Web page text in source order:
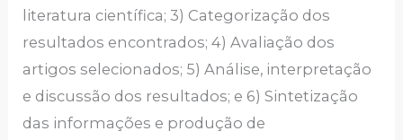
literatura científica; 3) Categorização dos
resultados encontrados; 4) Avaliação dos
artigos selecionados; 5) Análise, interpretação
e discussão dos resultados; e 6) Sintetização
das informações e produção de